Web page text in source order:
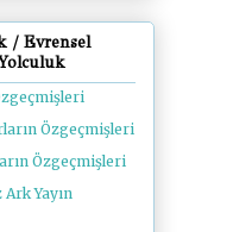
/ Evrensel
Özgeçmişleri
Özgeçmişleri
Ark Yayın